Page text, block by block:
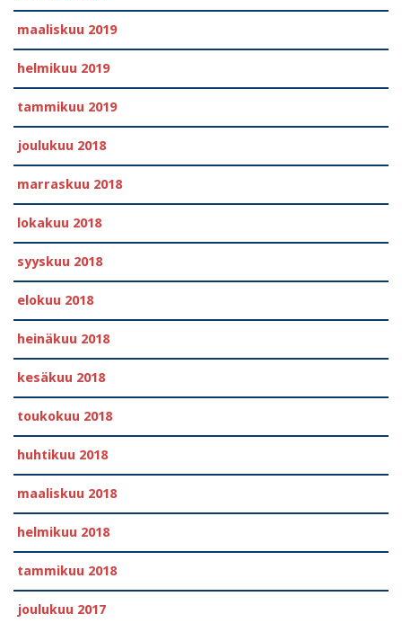
maaliskuu 2019
helmikuu 2019
tammikuu 2019
joulukuu 2018
marraskuu 2018
lokakuu 2018
syyskuu 2018
elokuu 2018
heinäkuu 2018
kesäkuu 2018
toukokuu 2018
huhtikuu 2018
maaliskuu 2018
helmikuu 2018
tammikuu 2018
joulukuu 2017